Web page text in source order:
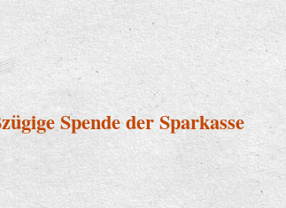
bei "U7-Ü70"
Spende der Sparkasse